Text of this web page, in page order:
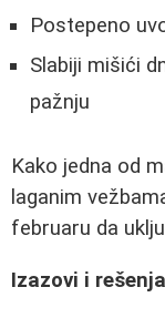
Postepeno
Slabiji mišići
pažnju
Kako jedna od
laganim
februaru da
Izazovi i rešenja